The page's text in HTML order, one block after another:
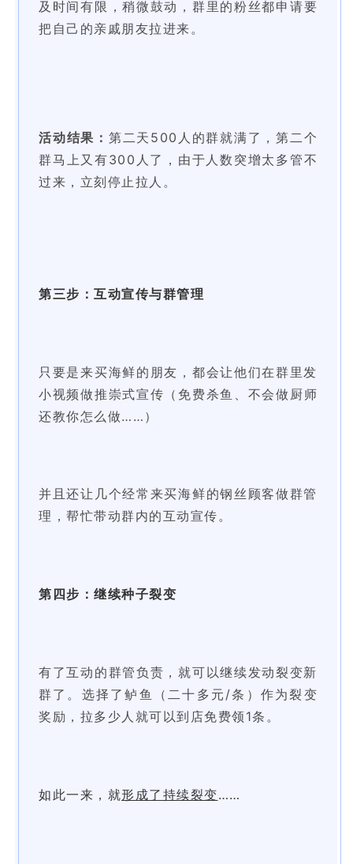
及时间有限，稍微鼓动，群里的粉丝都申请要
把自己的亲戚朋友拉进来。
活动结果： 第二天500人的群就满了，第二个
群马上又有300 人了，由于人数突增太多管不
过来，立刻停止拉人。
第三步：互动宣传与群管理
只要是来买海鲜的朋友，都会让他们在群里发
小视频做推崇式宣传（免费杀鱼、不会做厨师
还教你怎么做……）
并且还让几个经常来买海鲜的钢丝顾客做群管
理，帮忙带动群内的互动宣传。
第四步：继续种子裂变
有了互动的群管负责，就可以继续发动裂变新
群了。选择了鲈鱼
（二十多元/条）作为裂变
奖励，拉多少人就可以到店免费领1条。
如此一来，就形成了持续裂变……